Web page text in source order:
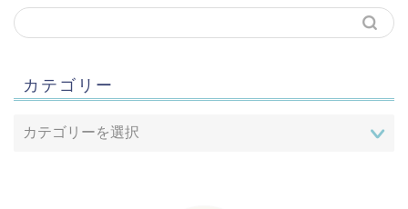
カテゴリー